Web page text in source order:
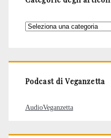
Categorie
Podcast di Veganzetta
AudioVeganzetta